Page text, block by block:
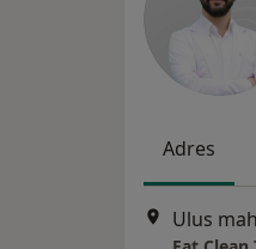
Adres
Ulus